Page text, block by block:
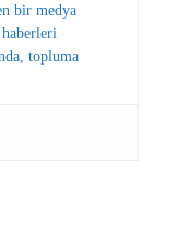
bir medya
topluma